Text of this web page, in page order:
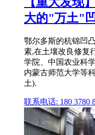
大的"万土"
鄂尔多斯的杭锦凹
素,在土壤改良修复
学院、中国农业科
内蒙古师范大学等
土).
联系电话: 180 3780